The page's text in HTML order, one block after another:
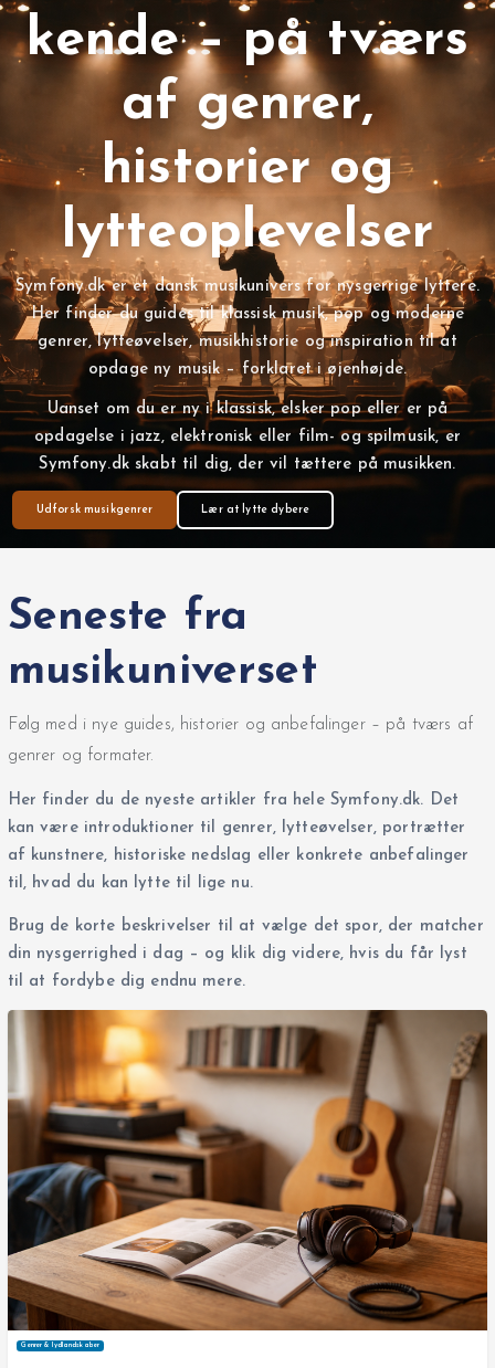
kende – på tværs
af genrer,
historier og
lytteoplevelser
Symfony.dk er et dansk musikunivers for nysgerrige lyttere.
Her finder du guides til klassisk musik, pop og moderne
genrer, lytteøvelser, musikhistorie og inspiration til at
opdage ny musik – forklaret i øjenhøjde.
Uanset om du er ny i klassisk, elsker pop eller er på
opdagelse i jazz, elektronisk eller film- og spilmusik, er
Symfony.dk skabt til dig, der vil tættere på musikken.
Udforsk musikgenrer Lær at lytte dybere
Seneste fra
musikuniverset
Følg med i nye guides, historier og anbefalinger – på tværs af
genrer og formater.
Her finder du de nyeste artikler fra hele Symfony.dk. Det
kan være introduktioner til genrer, lytteøvelser, portrætter
af kunstnere, historiske nedslag eller konkrete anbefalinger
til, hvad du kan lytte til lige nu.
Brug de korte beskrivelser til at vælge det spor, der matcher
din nysgerrighed i dag – og klik dig videre, hvis du får lyst
til at fordybe dig endnu mere.
Genrer & lydlandskaber